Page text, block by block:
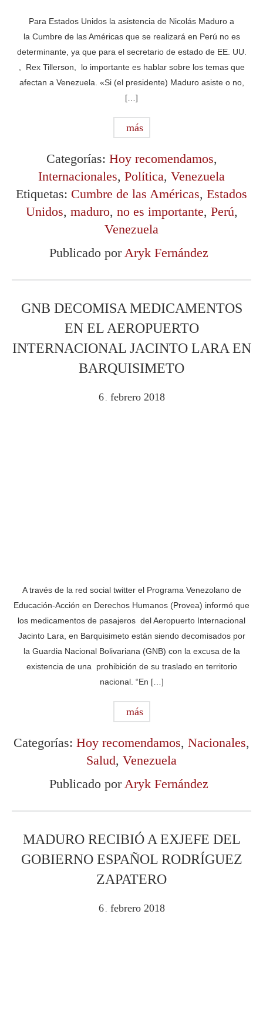
Para Estados Unidos la asistencia de Nicolás Maduro a
la Cumbre de las Américas que se realizará en Perú no es
determinante, ya que para el secretario de estado de EE. UU.
, Rex Tillerson, lo importante es hablar sobre los temas que
afectan a Venezuela. «Si (el presidente) Maduro asiste o no,
[…]
más
Categorías: Hoy recomendamos,
Internacionales, Política, Venezuela
Etiquetas: Cumbre de las Américas, Estados
Unidos, maduro, no es importante, Perú,
Venezuela
Publicado por Aryk Fernández
GNB DECOMISA MEDICAMENTOS
EN EL AEROPUERTO
INTERNACIONAL JACINTO LARA EN
BARQUISIMETO
6 febrero 2018
A través de la red social twitter el Programa Venezolano de
Educación-Acción en Derechos Humanos (Provea) informó que
los medicamentos de pasajeros del Aeropuerto Internacional
Jacinto Lara, en Barquisimeto están siendo decomisados por
la Guardia Nacional Bolivariana (GNB) con la excusa de la
existencia de una prohibición de su traslado en territorio
nacional. “En […]
más
Categorías: Hoy recomendamos, Nacionales,
Salud, Venezuela
Publicado por Aryk Fernández
MADURO RECIBIÓ A EXJEFE DEL
GOBIERNO ESPAÑOL RODRÍGUEZ
ZAPATERO
6 febrero 2018